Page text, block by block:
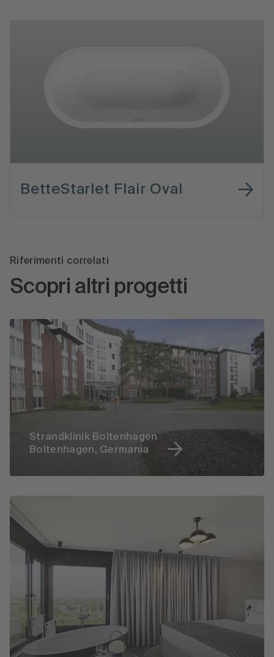
BetteStarlet Flair Oval
Riferimenti correlati
Scopri altri progetti
Strandklinik Boltenhagen
Boltenhagen, Germania